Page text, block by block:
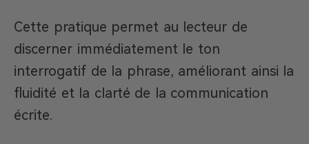
Cette pratique permet au lecteur de
discerner immédiatement le ton
interrogatif de la phrase, améliorant ainsi la
fluidité et la clarté de la communication
écrite.